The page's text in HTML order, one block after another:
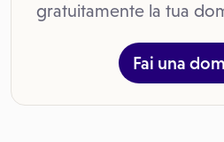
gratuitamente la tua
Fai una